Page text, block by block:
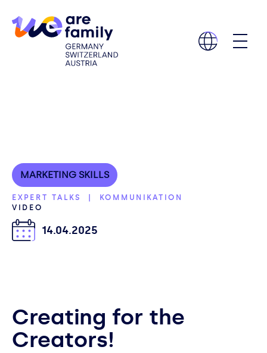
MARKETING SKILLS
EXPERT TALKS | KOMMUNIKATION
VIDEO
14.04.2025
Creating for the
Creators!